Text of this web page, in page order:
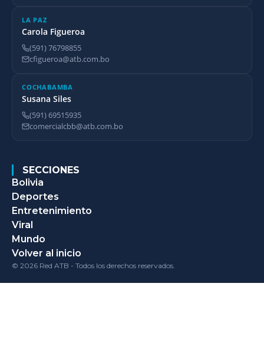
LA PAZ
Carola Figueroa
(591) 76798855
cfigueroa@atb.com.bo
COCHABAMBA
Susana Siles
(591) 69515935
comercialcbb@atb.com.bo
SECCIONES
Bolivia
Deportes
Entretenimiento
Viral
Mundo
Volver al inicio
© 2026 Red ATB - Todos los derechos reservados.